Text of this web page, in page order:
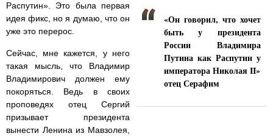
«Он говорил, что хочет
быть у президента
России Владимира
Путина как Распутин у
императора Николая II»
отец Серафим
Распутин». Это была первая
идея фикс, но я думаю, что он
уже это перерос.
Сейчас, мне кажется, у него
такая мысль, что Владимир
Владимирович должен ему
покоряться. Ведь в своих
проповедях отец Сергий
призывает президента
вынести Ленина из Мавзолея,